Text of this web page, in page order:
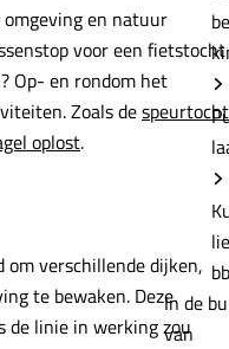
In de
van
omgeving en natuur
voor een fietstocht
Op- en rondom het
Zoals despeurtocht
oplost.
om verschillende dijken,
te bewaken. Deze
de linie in werking zou